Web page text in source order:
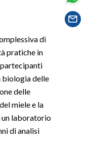
di
pratiche in
biologia delle
delle
miele e la
un laboratorio
di analisi